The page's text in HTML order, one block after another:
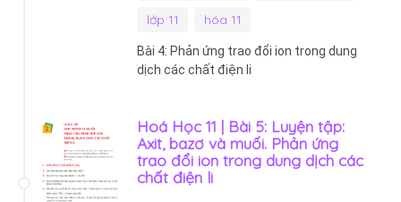
lớp 11
hóa 11
Bài 4: Phản ứng trao đổi ion trong dung
dịch các chất điện li
Hoá Học 11 | Bài 5: Luyện tập:
Axit, bazơ và muối. Phản ứng
trao đổi ion trong dung dịch các
chất điện li